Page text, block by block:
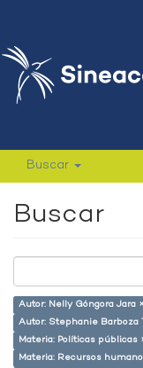
Buscar
Buscar
Autor: Nelly Góngora Jara ×
Autor: Stephanie Barboza
Materia: Políticas públicas
Materia: Recursos